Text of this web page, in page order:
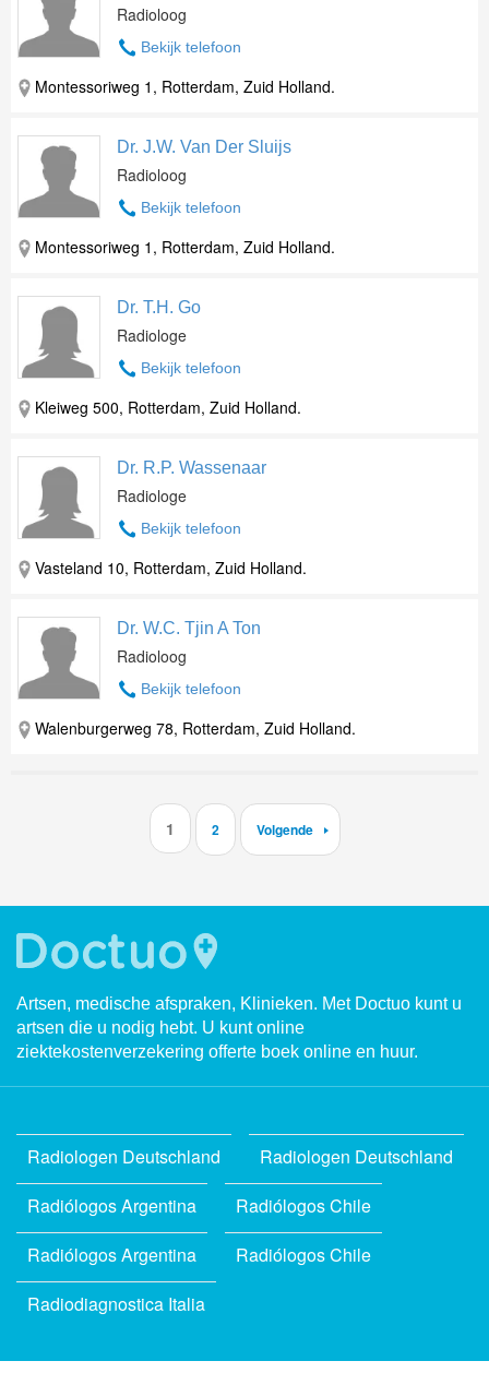
Radioloog
Bekijk telefoon
Montessoriweg 1, Rotterdam, Zuid Holland.
Dr. J.W. Van Der Sluijs
Radioloog
Bekijk telefoon
Montessoriweg 1, Rotterdam, Zuid Holland.
Dr. T.H. Go
Radiologe
Bekijk telefoon
Kleiweg 500, Rotterdam, Zuid Holland.
Dr. R.P. Wassenaar
Radiologe
Bekijk telefoon
Vasteland 10, Rotterdam, Zuid Holland.
Dr. W.C. Tjin A Ton
Radioloog
Bekijk telefoon
Walenburgerweg 78, Rotterdam, Zuid Holland.
1 2 Volgende
Artsen, medische afspraken, Klinieken. Met Doctuo kunt u
artsen die u nodig hebt. U kunt online
ziektekostenverzekering offerte boek online en huur.
Radiologen Deutschland
Radiologen Deutschland
Radiólogos Argentina
Radiólogos Chile
Radiólogos Argentina
Radiólogos Chile
Radiodiagnostica Italia